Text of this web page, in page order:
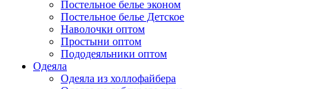
Постельное белье эконом
Постельное белье Детское
Наволочки оптом
Простыни оптом
Пододеяльники оптом
Одеяла
Одеяла из холлофайбера